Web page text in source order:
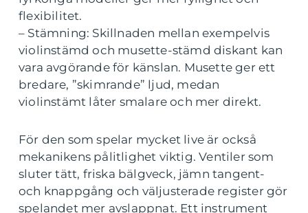
flexibilitet.
– Stämning: Skillnaden mellan exempelvis
violinstämd och musette-stämd diskant kan
vara avgörande för känslan. Musette ger ett
bredare, ”skimrande” ljud, medan
violinstämt låter smalare och mer direkt.
För den som spelar mycket live är också
mekanikens pålitlighet viktig. Ventiler som
sluter tätt, friska bälgveck, jämn tangent-
och knappgång och väljusterade register gör
spelandet mer avslappnat. Ett instrument